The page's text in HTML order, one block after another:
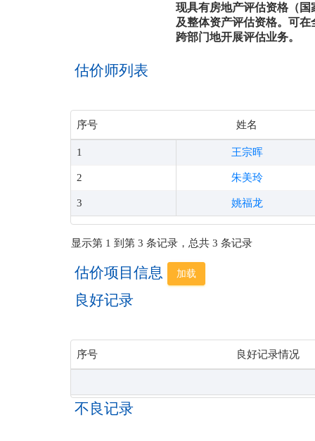
现具有房地产评估资格（
及整体资产评估资格。可
跨部门地开展评估业务。
估价师列表
序号 姓名
1 王宗晖
2 朱美玲
3 姚福龙
显示第 1 到第 3 条记录，总共 3 条记录
估价项目信息 加载
良好记录
序号 良好记录情况
不良记录